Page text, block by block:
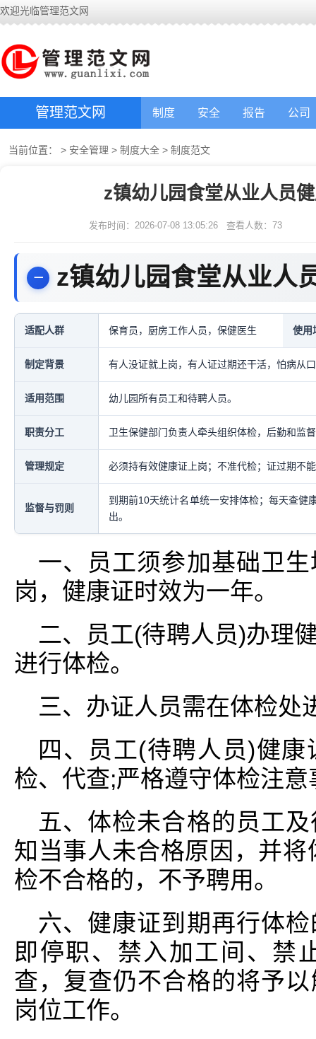
欢迎光临管理范文网
管理范文网 制度 安全 报告 公司
当前位置： > 安全管理 > 制度大全 > 制度范文
z镇幼儿园食堂从业人员
发布时间：2026-07-08 13:05:26 查看人数： 73
z镇幼儿园食堂从业人
适配人群 保育员，厨房工作人员，保健医生 使用
制定背景 有人没证就上岗，有人证过期还干活，怕病从
适用范围 幼儿园所有员工和待聘人员。
职责分工 卫生保健部门负责人牵头组织体检，后勤和监
管理规定 必须持有效健康证上岗；不准代检；证过期不
监督与罚则
到期前10天统计名单统一安排体检；每天查健
出。
一、员工须参加基础卫
岗，健康证时效为一年。
二、员工(待聘人员)办理
进行体检。
三、办证人员需在体检处
四、员工(待聘人员)健
检、代查;严格遵守体检注意
五、体检未合格的员工
知当事人未合格原因，并
检不合格的，不予聘用。
六、健康证到期再行体
即停职、禁入加工间、禁
查，复查仍不合格的将予
岗位工作。